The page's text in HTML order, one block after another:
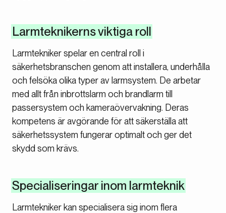
Larmteknikerns viktiga roll
Larmtekniker spelar en central roll i
säkerhetsbranschen genom att installera, underhålla
och felsöka olika typer av larmsystem. De arbetar
med allt från inbrottslarm och brandlarm till
passersystem och kameraövervakning. Deras
kompetens är avgörande för att säkerställa att
säkerhetssystem fungerar optimalt och ger det
skydd som krävs.
Specialiseringar inom larmteknik
Larmtekniker kan specialisera sig inom flera